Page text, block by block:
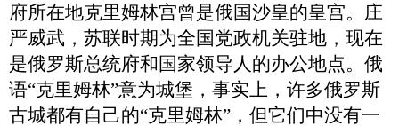
府所在地克里姆林宫曾是俄国沙皇的皇宫。 庄
严威武 ， 苏联时期为全国党政机关驻地，现在
是俄罗斯总统府和国家领导人的办公地点。俄
语“克里姆林”意为城堡，事实上，许多俄罗斯
古城都有自己的“克里姆林”，但它们中没有一